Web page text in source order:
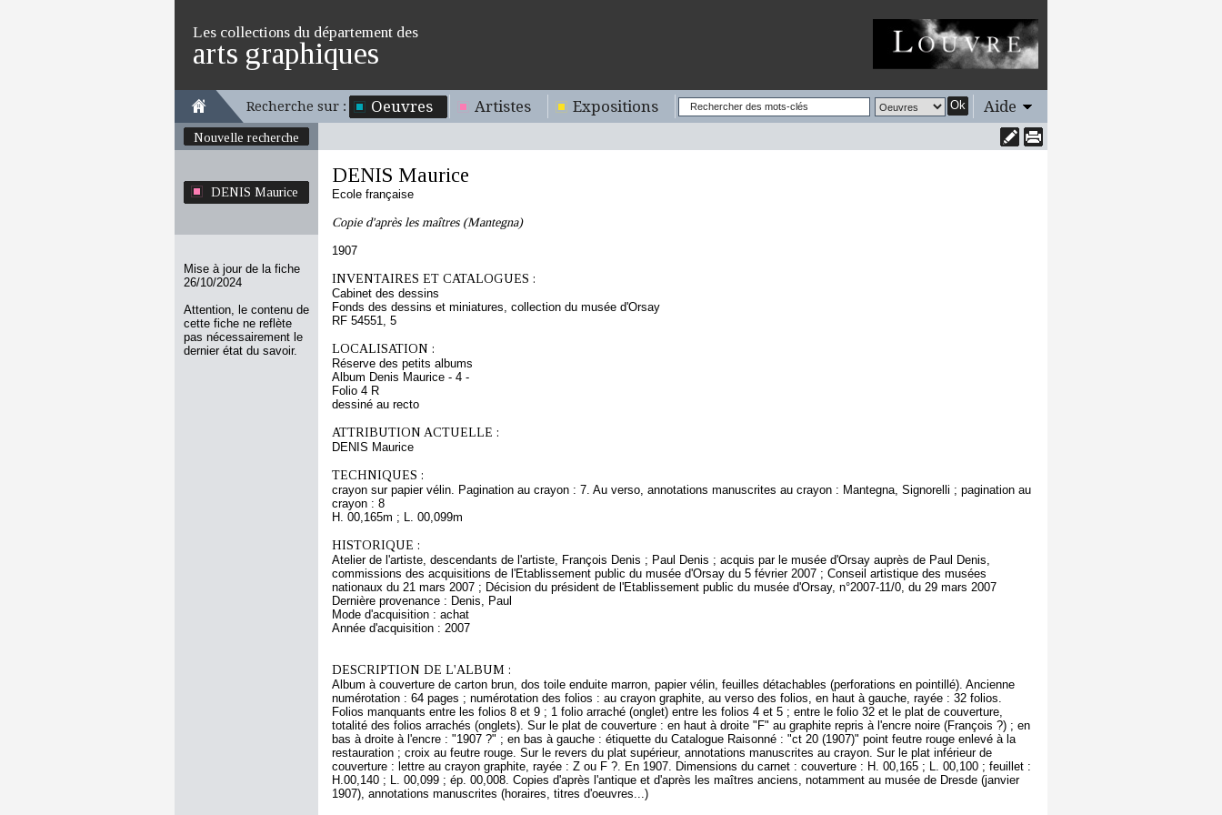
Les collections du département des
arts graphiques
Recherche sur : Oeuvres Artistes Expositions Ok Aide
Nouvelle recherche
DENIS Maurice
Mise à jour de la fiche
26/10/2024
Attention, le contenu de
cette fiche ne reflète
pas nécessairement le
dernier état du savoir.
DENIS Maurice
Ecole française
Copie d'après les maîtres (Mantegna)
1907
INVENTAIRES ET CATALOGUES :
Cabinet des dessins
Fonds des dessins et miniatures, collection du musée d'Orsay
RF 54551, 5
LOCALISATION :
Réserve des petits albums
Album Denis Maurice - 4 -
Folio 4 R
dessiné au recto
ATTRIBUTION ACTUELLE :
DENIS Maurice
TECHNIQUES :
crayon sur papier vélin. Pagination au crayon : 7. Au verso, annotations manuscrites au crayon : Mantegna, Signorelli ; pagination au
crayon : 8
H. 00,165m ; L. 00,099m
HISTORIQUE :
Atelier de l'artiste, descendants de l'artiste, François Denis ; Paul Denis ; acquis par le musée d'Orsay auprès de Paul Denis,
commissions des acquisitions de l'Etablissement public du musée d'Orsay du 5 février 2007 ; Conseil artistique des musées
nationaux du 21 mars 2007 ; Décision du président de l'Etablissement public du musée d'Orsay, n°2007-11/0, du 29 mars 2007
Dernière provenance : Denis, Paul
Mode d'acquisition : achat
Année d'acquisition : 2007
DESCRIPTION DE L'ALBUM :
Album à couverture de carton brun, dos toile enduite marron, papier vélin, feuilles détachables (perforations en pointillé). Ancienne
numérotation : 64 pages ; numérotation des folios : au crayon graphite, au verso des folios, en haut à gauche, rayée : 32 folios.
Folios manquants entre les folios 8 et 9 ; 1 folio arraché (onglet) entre les folios 4 et 5 ; entre le folio 32 et le plat de couverture,
totalité des folios arrachés (onglets). Sur le plat de couverture : en haut à droite "F" au graphite repris à l'encre noire (François ?) ; en
bas à droite à l'encre : "1907 ?" ; en bas à gauche : étiquette du Catalogue Raisonné : "ct 20 (1907)" point feutre rouge enlevé à la
restauration ; croix au feutre rouge. Sur le revers du plat supérieur, annotations manuscrites au crayon. Sur le plat inférieur de
couverture : lettre au crayon graphite, rayée : Z ou F ?. En 1907. Dimensions du carnet : couverture : H. 00,165 ; L. 00,100 ; feuillet :
H.00,140 ; L. 00,099 ; ép. 00,008. Copies d'après l'antique et d'après les maîtres anciens, notamment au musée de Dresde (janvier
1907), annotations manuscrites (horaires, titres d'oeuvres...)